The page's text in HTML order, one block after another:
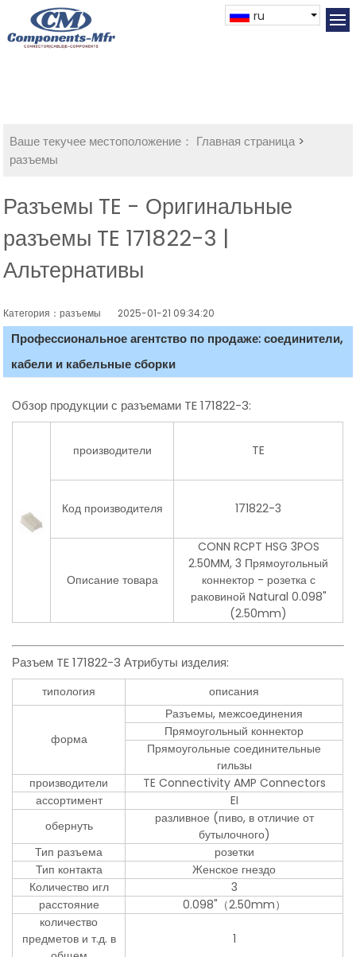
ru
Ваше текучее местоположение： Главная страница>
разъемы
Разъемы TE - Оригинальные
разъемы TE 171822-3 |
Альтернативы
Категория：разъемы 2025-01-21 09:34:20
Профессиональное агентство по продаже: соединители,
кабели и кабельные сборки
Обзор продукции с разъемами TE 171822-3:
производители TE
Код производителя 171822-3
Описание товара
CONN RCPT HSG 3POS
2.50MM, 3 Прямоугольный
коннектор - розетка с
раковиной Natural 0.098"
(2.50mm)
Разъем TE 171822-3 Атрибуты изделия:
типология описания
форма
Разъемы, межсоединения
Прямоугольный коннектор
Прямоугольные соединительные
гильзы
производители
TE Connectivity AMP Connectors
ассортимент
EI
обернуть
разливное (пиво, в отличие от
бутылочного)
Тип разъема
розетки
Тип контакта
Женское гнездо
Количество игл
3
расстояние
0.098"（2.50mm）
количество
предметов и т.д. в
1